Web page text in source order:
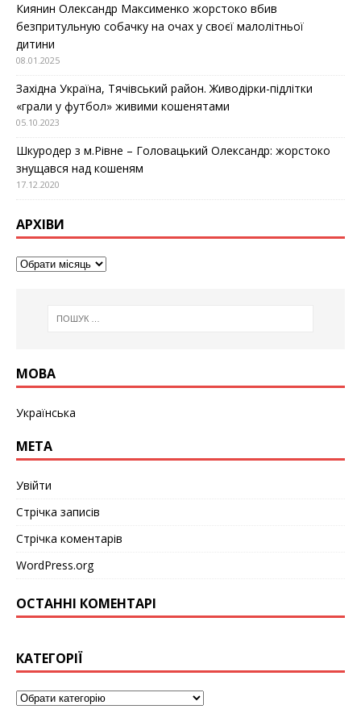
Киянин Олександр Максименко жорстоко вбив
безпритульную собачку на очах у своєї малолітньої
дитини
08.01.2025
Західна Україна, Тячівський район. Живодірки-підлітки
«грали у футбол» живими кошенятами
05.10.2023
Шкуродер з м.Рівне – Головацький Олександр: жорстоко
знущався над кошеням
17.12.2020
АРХІВИ
МОВА
Українська
МЕТА
Увійти
Стрічка записів
Стрічка коментарів
WordPress.org
ОСТАННІ КОМЕНТАРІ
КАТЕГОРІЇ